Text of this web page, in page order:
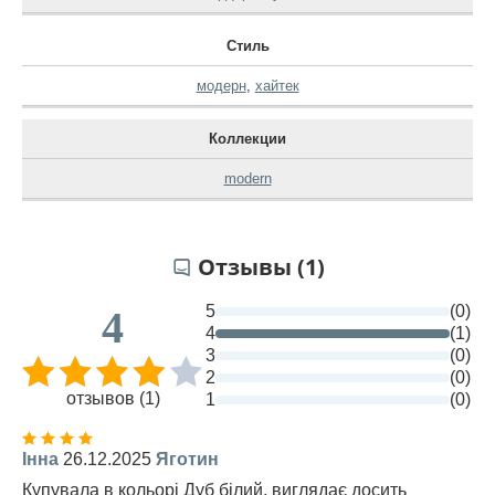
Стиль
модерн, хайтек
Коллекции
modern
Отзывы (1)
4
отзывов (1)
5
(0)
4
(1)
3
(0)
2
(0)
1
(0)
Інна 26.12.2025 Яготин
Купувала в кольорі Дуб білий, виглядає досить